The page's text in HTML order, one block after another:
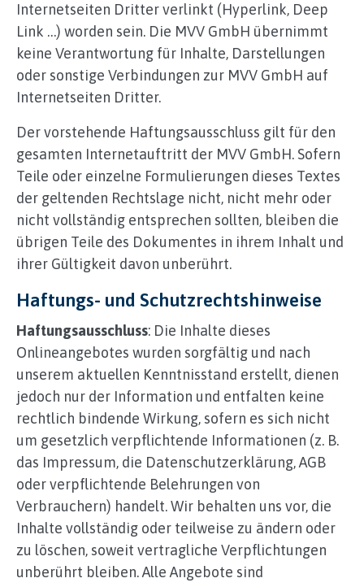
Internetseiten Dritter verlinkt (Hyperlink, Deep
Link …) worden sein. Die MVV GmbH übernimmt
keine Verantwortung für Inhalte, Darstellungen
oder sonstige Verbindungen zur MVV GmbH auf
Internetseiten Dritter.
Der vorstehende Haftungsausschluss gilt für den
gesamten Internetauftritt der MVV GmbH. Sofern
Teile oder einzelne Formulierungen dieses Textes
der geltenden Rechtslage nicht, nicht mehr oder
nicht vollständig entsprechen sollten, bleiben die
übrigen Teile des Dokumentes in ihrem Inhalt und
ihrer Gültigkeit davon unberührt.
Haftungs- und Schutzrechtshinweise
Haftungsausschluss: Die Inhalte dieses
Onlineangebotes wurden sorgfältig und nach
unserem aktuellen Kenntnisstand erstellt, dienen
jedoch nur der Information und entfalten keine
rechtlich bindende Wirkung, sofern es sich nicht
um gesetzlich verpflichtende Informationen (z. B.
das Impressum, die Datenschutzerklärung, AGB
oder verpflichtende Belehrungen von
Verbrauchern) handelt. Wir behalten uns vor, die
Inhalte vollständig oder teilweise zu ändern oder
zu löschen, soweit vertragliche Verpflichtungen
unberührt bleiben. Alle Angebote sind